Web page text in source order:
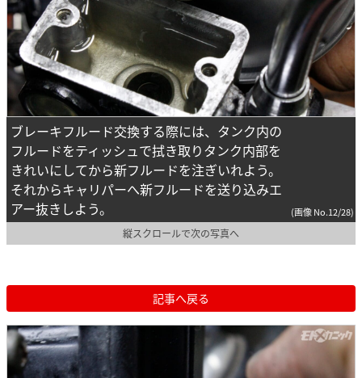
ブレーキフルード交換する際には、タンク内の
フルードをティッシュで拭き取りタンク内部を
きれいにしてから新フルードを注ぎいれよう。
それからキャリパーへ新フルードを送り込みエ
アー抜きしよう。
(画像 No.12/28)
縦スクロールで次の写真へ
記事へ戻る